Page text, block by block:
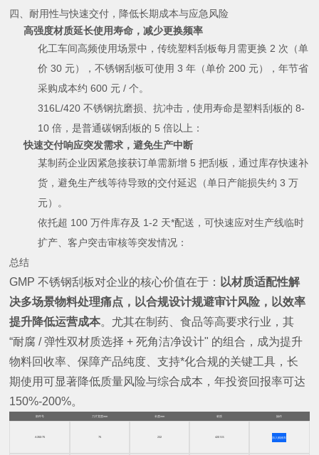
四、耐用性与快速交付，降低长期成本与应急风险
高强度材质延长使用寿命，减少更换频率
化工车间高频使用场景中，传统塑料刮板每月需更换 2 次（单
价 30 元），不锈钢刮板可使用 3 年（单价 200 元），年节省
采购成本约 600 元 / 个。
316L/420 不锈钢抗磨损、抗冲击，使用寿命是塑料刮板的 8-
10 倍，是普通碳钢刮板的 5 倍以上：
快速交付响应突发需求，避免生产中断
某制药企业因紧急接获订单需新增 5 把刮板，通过库存快速补
货，避免生产线等待导致的交付延迟（单日产能损失约 3 万
元）。
依托超 100 万件库存及 1-2 天*配送，可快速应对生产线临时
扩产、客户突击审核等突发情况：
总结
GMP 不锈钢刮板对企业的核心价值在于： 以材质适配性解
决多场景物料处理痛点，以合规设计规避审计风险，以效率
提升降低运营成本。尤其在制药、食品等高要求行业，其
“耐腐 / 弹性双材质选择 + 死角洁净设计" 的组合，成为提升
物料回收率、保障产品纯度、支持*化合规的关键工具，长
期使用可显著降低质量风险与综合成本，年投资回报率可达
150%-200%。
部件号 刀片宽度mm 长度mm 材质 操作
A350-75 75 232 420 SS 加入购物车